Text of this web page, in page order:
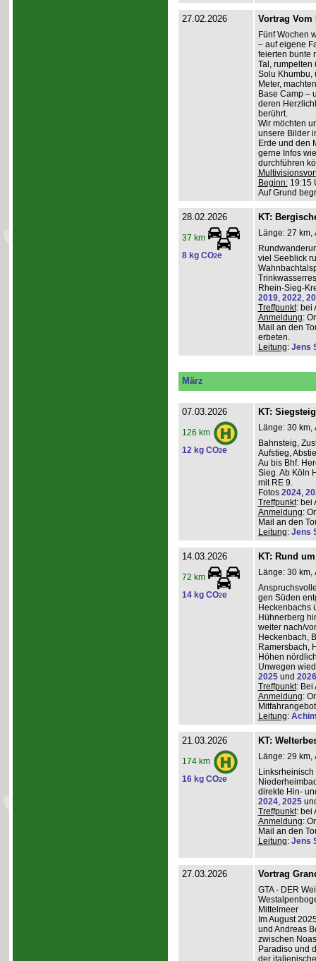
27.02.2026 Vortrag Vom
Fünf Wochen
– auf eigene
feierten bunte
Tal, rumpelten
Solu Khumbu,
Meter,
Base Camp –
deren
berührt.
Wir möchten
unsere Bilder
Erde und den
gerne Infos
durchführen
Beginn:19:15
Auf Grund
28.02.2026
37 km
8 kg CO2e
KT:
Länge: 27 km,
viel Seeblick
Rhein-Sieg-
2019, 2022,
Treffpunkt: bei
Anmeldung:
Mail an den
erbeten.
Leitung: Jens
März
07.03.2026
126 km
12 kg CO2e
KT: Siegsteig
Länge: 30 km,
Bahnsteig,
Aufstieg,
Au bis Bhf.
Sieg. Ab Köln
mit RE 9.
Fotos 2024,
Treffpunkt: bei
Anmeldung:
Mail an den
Leitung: Jens
14.03.2026
72 km
14 kg CO2e
KT: Rund
Länge: 30 km,
gen Süden
Heckenbachs
Hühnerberg
weiter nach/
Heckenbach,
Ramersbach,
Höhen
Unwegen
2025und 2026
Treffpunkt: Bei
Anmeldung:
Leitung:
21.03.2026
174 km
16 kg CO2e
KT:
Länge: 29 km,
direkte Hin-
2024, 2025
Treffpunkt: bei
Anmeldung:
Mail an den
Leitung: Jens
27.03.2026 Vortrag
GTA - DER
Mittelmeer
Im August
und Andreas
zwischen
Paradiso und
der